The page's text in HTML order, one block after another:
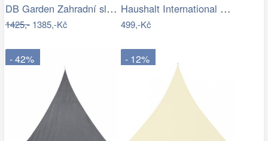
DB Garden Zahradní slunečník Jenna…
1425,-1385,-Kč
Haushalt International Slunečník, 200 cm
499,-Kč
- 42% - 12%